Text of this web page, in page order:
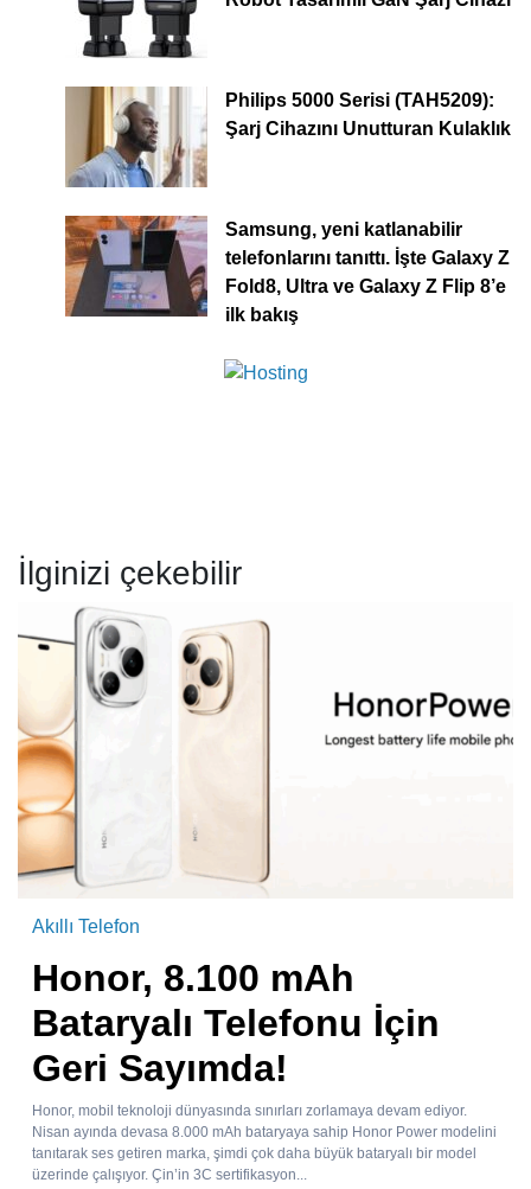
Philips 5000 Serisi (TAH5209):
Şarj Cihazını Unutturan Kulaklık
Samsung, yeni katlanabilir
telefonlarını tanıttı. İşte Galaxy Z
Fold8, Ultra ve Galaxy Z Flip 8’e
ilk bakış
İlginizi çekebilir
Akıllı Telefon
Honor, 8.100 mAh
Bataryalı Telefonu İçin
Geri Sayımda!
Honor, mobil teknoloji dünyasında sınırları zorlamaya devam ediyor.
Nisan ayında devasa 8.000 mAh bataryaya sahip Honor Power modelini
tanıtarak ses getiren marka, şimdi çok daha büyük bataryalı bir model
üzerinde çalışıyor. Çin’in 3C sertifikasyon...